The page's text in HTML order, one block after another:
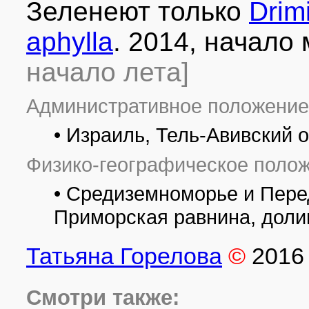
Зеленеют только
aphylla. 2014,
начало лета]
Административное
• Израиль, Тель-Авивский
Физико-географическое
• Средиземноморье и
Приморская равнина,
Татьяна Горелова © 2016
Смотри также: